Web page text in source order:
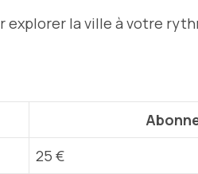
explorer la ville à votre
25 €